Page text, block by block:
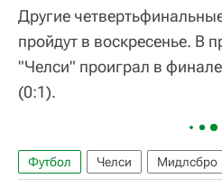
Другие
пройдут в воскресенье. В
"Челси" проиграл в
(0:1).
Футбол Челси Мидлсбро